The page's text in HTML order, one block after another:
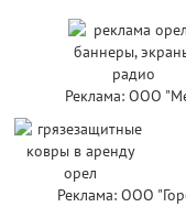
Реклама: ООО
Реклама: ООО